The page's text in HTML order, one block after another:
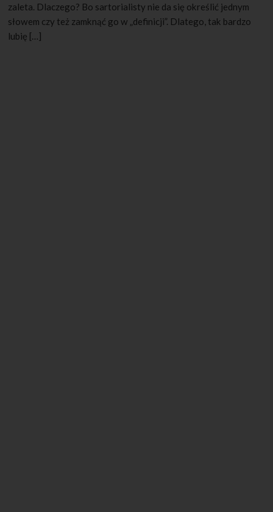
zaleta. Dlaczego? Bo sartorialisty nie da się określić jednym
słowem czy też zamknąć go w „definicji”. Dlatego, tak bardzo
lubię […]